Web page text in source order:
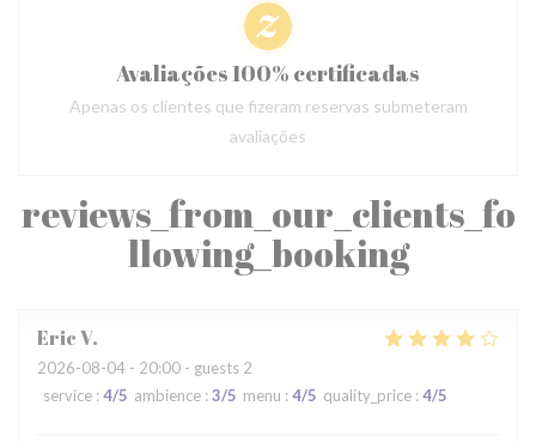
reviews_from_our_clients_fo
llowing_booking
EricV
2026-08-04 - 20:00 - guests 2
service : 4/5 ambience : 3/5 menu : 4/5 quality_price : 4/5
Avaliações 100% certificadas
Apenas os clientes que fizeram reservas submeteram
avaliações